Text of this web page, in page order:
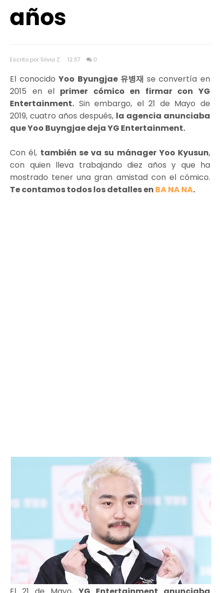
años
Escrito por Silvia Z. 12:37 0
El conocidoYoo Byungjae 유병재 se convertía en
2015 en el primer cómico en firmar con YG
Entertainment. Sin embargo, el 21 de Mayo de
2019, cuatro años después, la agencia anunciaba
que Yoo Buyngjae deja YG Entertainment.
Con él, también se va su mánager Yoo Kyusun,
con quien lleva trabajando diez años y que ha
mostrado tener una gran amistad con el cómico.
Te contamos todos los detalles en BA NA NA.